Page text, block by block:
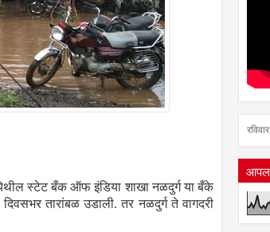
येथील स्टेट बँक ऑफ इंडिया शाखा नळदुर्ग या बँके
तारांबळ उडाली. तर नळदुर्ग ते वागदरी